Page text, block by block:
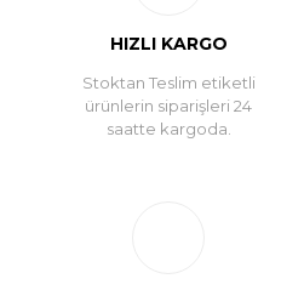
HIZLI KARGO
Stoktan Teslim etiketli
ürünlerin siparişleri 24
saatte kargoda.